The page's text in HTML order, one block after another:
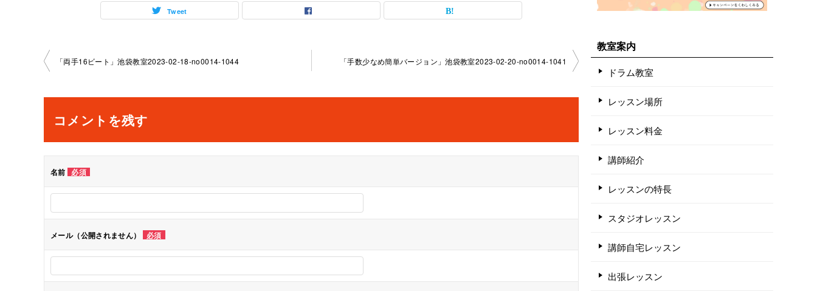
Tweet
投
ナ
ビ
ゲ
ー
シ
ョ
「両手16ビート」池袋教室2023-02-18-no0014-1044 「手数少なめ簡単バージョン」池袋教室2023-02-20-no0014-1041
コメントを残す
名前 必須
メール（公開されません） 必須
教室案内
ドラム教室
レッスン場所
レッスン料金
講師紹介
レッスンの特長
スタジオレッスン
講師自宅レッスン
出張レッスン